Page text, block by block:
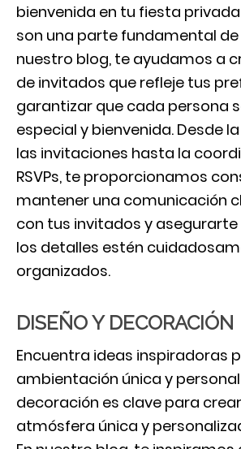
bienvenida en tu fiesta
son una parte fundamental de
nuestro blog, te ayudamos a
de invitados que refleje tus
garantizar que cada persona
especial y bienvenida. Desde
las invitaciones hasta la
RSVPs, te proporcionamos
mantener una comunicación
con tus invitados y
los detalles estén
organizados.
DISEÑO Y DECORACIÓN
Encuentra ideas inspiradoras
ambientación única y
decoración es clave para
atmósfera única y